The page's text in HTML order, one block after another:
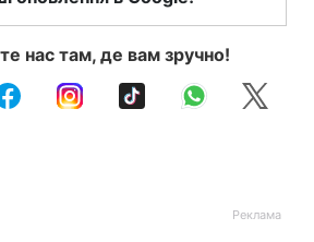
нас там, де вам зручно!